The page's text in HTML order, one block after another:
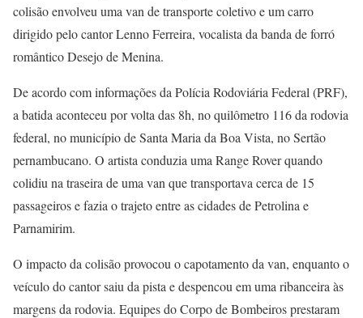
colisão envolveu uma van de transporte coletivo e um carro
dirigido pelo cantor Lenno Ferreira, vocalista da banda de forró
romântico Desejo de Menina.
De acordo com informações da Polícia Rodoviária Federal (PRF),
a batida aconteceu por volta das 8h, no quilômetro 116 da rodovia
federal, no município de Santa Maria da Boa Vista, no Sertão
pernambucano. O artista conduzia uma Range Rover quando
colidiu na traseira de uma van que transportava cerca de 15
passageiros e fazia o trajeto entre as cidades de Petrolina e
Parnamirim.
O impacto da colisão provocou o capotamento da van, enquanto o
veículo do cantor saiu da pista e despencou em uma ribanceira às
margens da rodovia. Equipes do Corpo de Bombeiros prestaram